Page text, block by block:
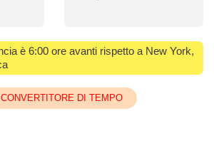
è 6:00 ore avanti rispetto a New York,
CONVERTITORE DI TEMPO